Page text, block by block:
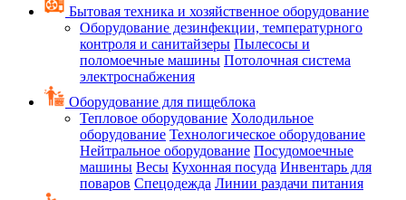
Бытовая техника и хозяйственное оборудование
Оборудование дезинфекции, температурного
контроля и санитайзеры Пылесосы и
поломоечные машины Потолочная система
электроснабжения
Оборудование для пищеблока
Тепловое оборудование Холодильное
оборудование Технологическое оборудование
Нейтральное оборудование Посудомоечные
машины Весы Кухонная посуда Инвентарь для
поваров Спецодежда Линии раздачи питания